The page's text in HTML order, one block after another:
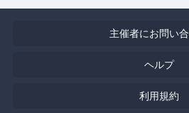
主催者にお問い
ヘルプ
利用規約